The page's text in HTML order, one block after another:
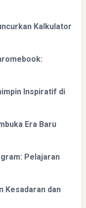
terhadap Bitcoin
dengan
Kalkulator
Inspiratif di
Era Baru
Pelajaran
Kesadaran dan